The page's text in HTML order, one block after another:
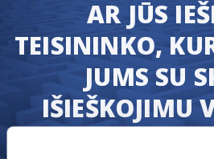
AR JŪS
TEISININKO,
JUMS SU
IŠIEŠKOJIMU
Mes užtikriname, jog